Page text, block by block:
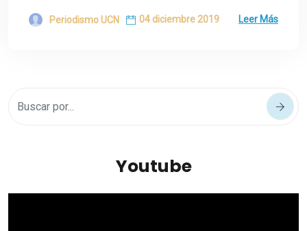
Periodismo UCN 04 diciembre 2019 Leer Más
Youtube